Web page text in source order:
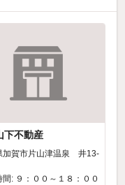
下不動産
加賀市片山津温泉 井13-
間: ９：００～１８：００